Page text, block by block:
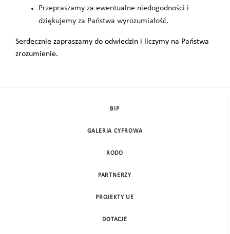
Przepraszamy za ewentualne niedogodności i
dziękujemy za Państwa wyrozumiałość.
Serdecznie zapraszamy do odwiedzin i liczymy na Państwa
zrozumienie.
BIP
GALERIA CYFROWA
RODO
PARTNERZY
PROJEKTY UE
DOTACJE